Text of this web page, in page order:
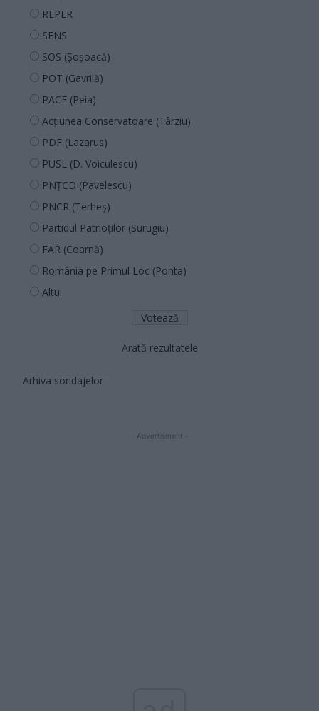
REPER
SENS
SOS (Șoșoacă)
POT (Gavrilă)
PACE (Peia)
Acțiunea Conservatoare (Târziu)
PDF (Lazarus)
PUSL (D. Voiculescu)
PNȚCD (Pavelescu)
PNCR (Terheș)
Partidul Patrioților (Surugiu)
FAR (Coarnă)
România pe Primul Loc (Ponta)
Altul
Arată rezultatele
Arhiva sondajelor
- Advertisment -